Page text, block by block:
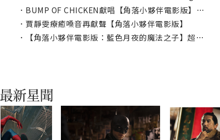
． BUMP OF CHICKEN獻唱【角落小夥伴電影版】暖心主題曲
． 賈靜雯療癒嗓音再獻聲【角落小夥伴電影版】
．
【角落小夥伴電影版：藍色月夜的魔法之子】超萌「魔法師5人組」初登場!